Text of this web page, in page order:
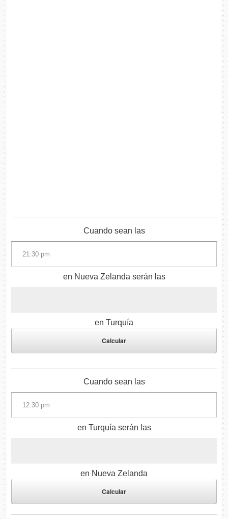
Cuando sean las
en Nueva Zelanda serán las
en Turquía
Cuando sean las
en Turquía serán las
en Nueva Zelanda